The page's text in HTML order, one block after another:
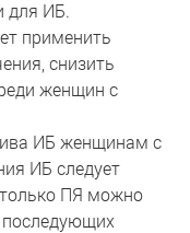
для ИБ.
применить
снизить
женщин с
ИБ женщинам с
ИБ следует
ПЯ можно
последующих